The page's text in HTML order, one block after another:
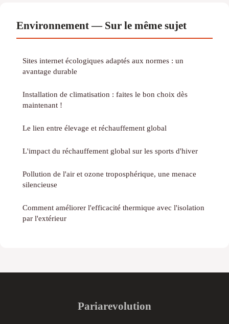
Environnement — Sur le même sujet
Sites internet écologiques adaptés aux normes : un
avantage durable
Installation de climatisation : faites le bon choix dès
maintenant !
Le lien entre élevage et réchauffement global
L'impact du réchauffement global sur les sports d'hiver
Pollution de l'air et ozone troposphérique, une menace
silencieuse
Comment améliorer l'efficacité thermique avec l'isolation
par l'extérieur
Pariarevolution